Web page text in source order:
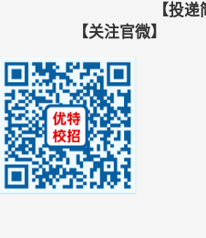
【投递简历
【关注官微】